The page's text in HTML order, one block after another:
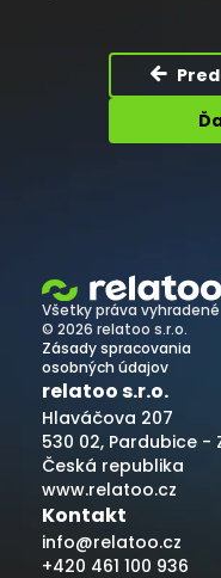
Všetky práva vyhradené
© 2026 relatoo s.r.o.
Zásady spracovania
osobných údajov
relatoo s.r.o.
Hlaváčova 207
530 02, Pardubice -
Česká republika
www.relatoo.cz
Kontakt
info@relatoo.cz
+420 461 100 936